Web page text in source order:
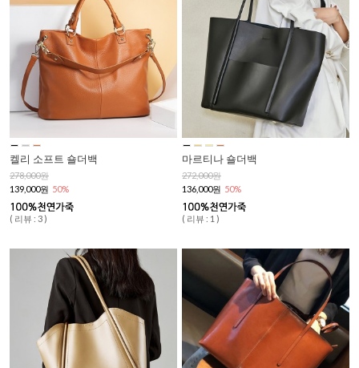
켈리 소프트 숄더백
278,000원
139,000원 50%
( 리뷰 : 3 )
마르티나 숄더백
272,000원
136,000원 50%
( 리뷰 : 1 )